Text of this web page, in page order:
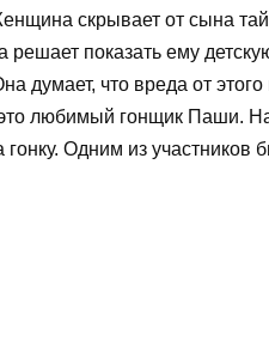
скрывает от сына
решает показать ему
думает, что вреда от
любимый гонщик Паши.
гонку. Одним из